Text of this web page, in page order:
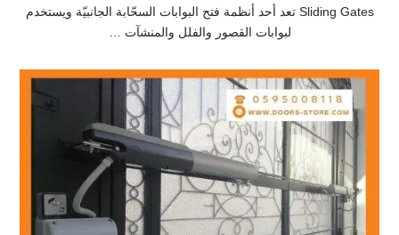
Sliding Gates تعد أحد أنظمة فتح البوابات السحّابة الجانبيّة ويستخدم
لبوابات القصور والفلل والمنشآت …